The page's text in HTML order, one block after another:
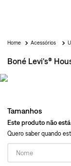
Acessórios
Boné Levi's®
Tamanhos
Este produto não
Quero saber quando